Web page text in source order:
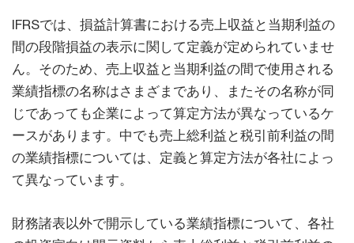
IFRSでは、損益計算書における売上収益と当期利益の
間の段階損益の表示に関して定義が定められていませ
ん。そのため、売上収益と当期利益の間で使用される
業績指標の名称はさまざまであり、またその名称が同
じであっても企業によって算定方法が異なっているケ
ースがあります。中でも売上総利益と税引前利益の間
の業績指標については、定義と算定方法が各社によっ
て異なっています。
財務諸表以外で開示している業績指標について、各社